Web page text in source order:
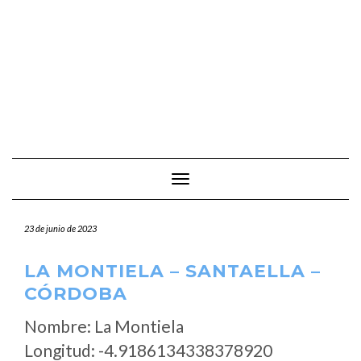
Cambiar modo de navegación
23 de junio de 2023
LA MONTIELA – SANTAELLA –
CÓRDOBA
Nombre: La Montiela
Longitud: -4.9186134338378920